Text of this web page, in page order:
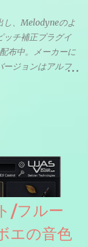
し、Melodyneのよ
ッチ補正プラグイ
布中。メーカーに
ージョンはアルフ
/フルー
エの音色